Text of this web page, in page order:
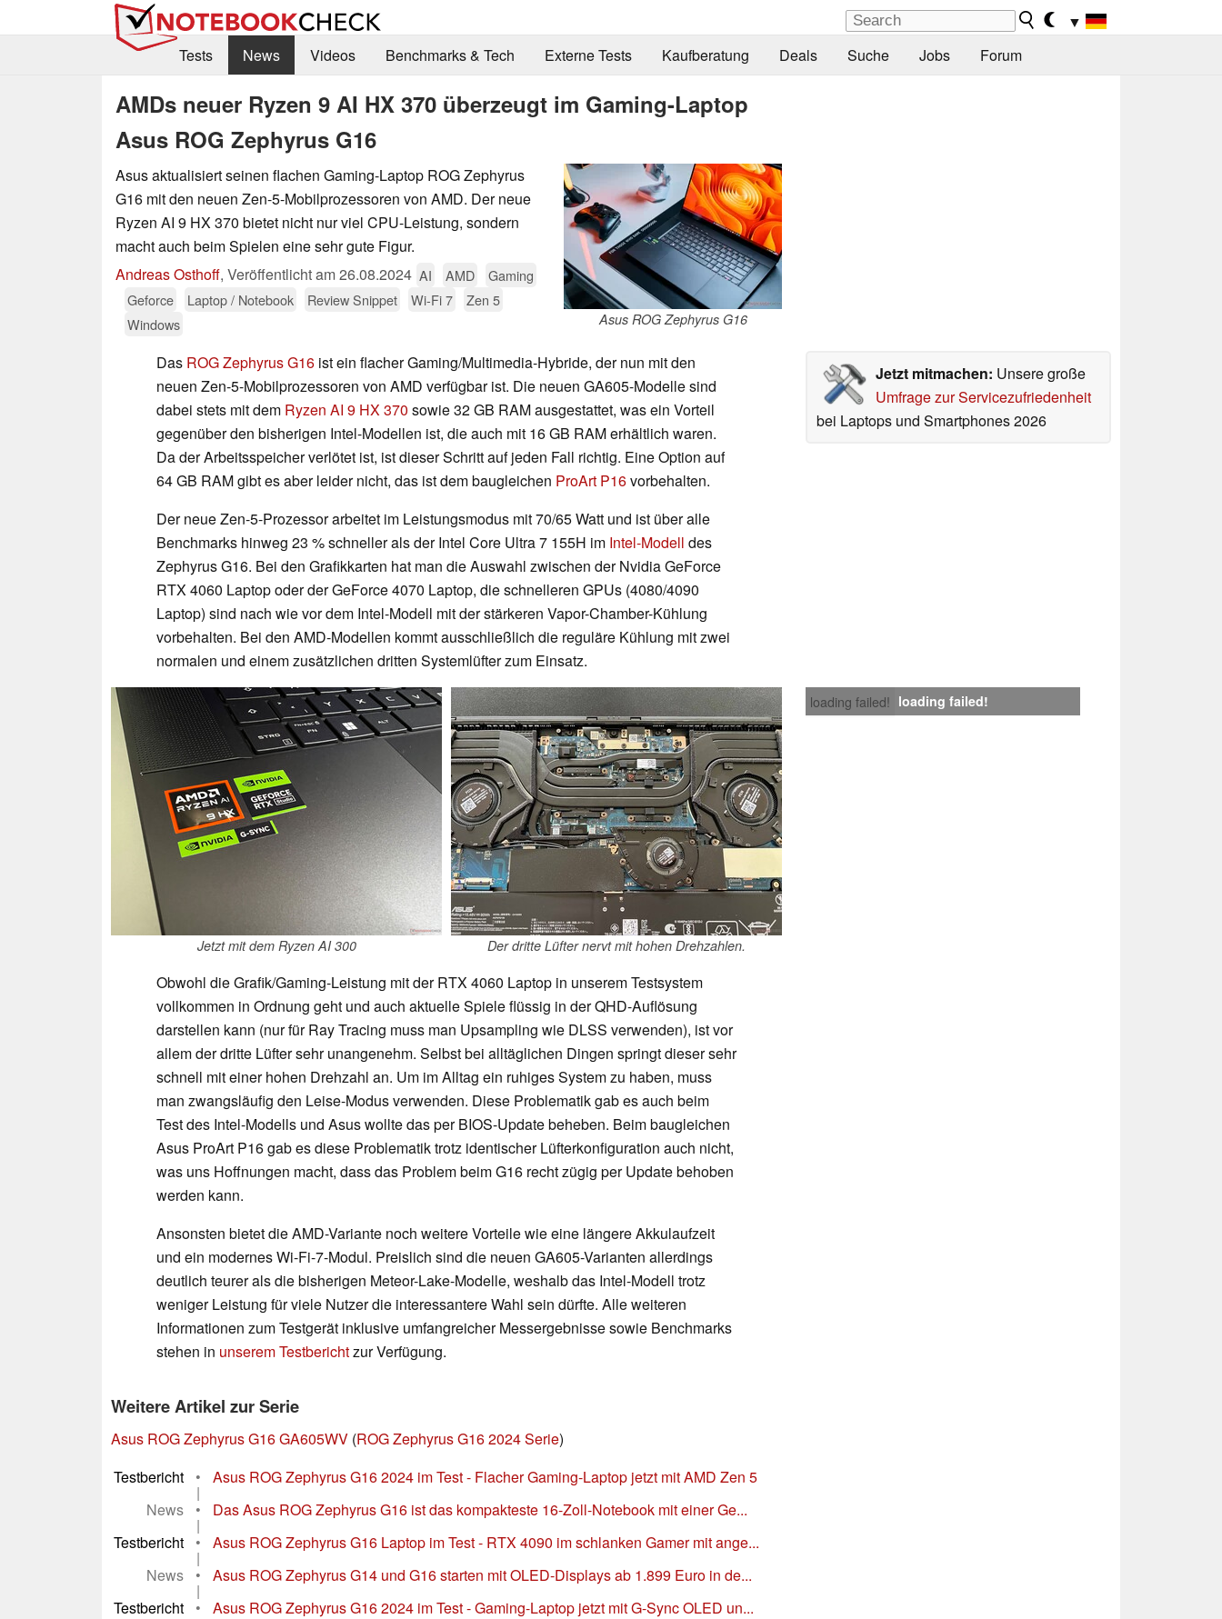
▼
Tests
News Videos Benchmarks & Tech Externe Tests Kaufberatung Deals Suche Jobs Forum
AMDs neuer Ryzen 9 AI HX 370 überzeugt im Gaming-Laptop
Asus ROG Zephyrus G16
Asus ROG Zephyrus G16
Asus aktualisiert seinen flachen Gaming-Laptop ROG Zephyrus
G16 mit den neuen Zen-5-Mobilprozessoren von AMD. Der neue
Ryzen AI 9 HX 370 bietet nicht nur viel CPU-Leistung, sondern
macht auch beim Spielen eine sehr gute Figur.
Andreas Osthoff, Veröffentlicht am26.08.2024 AI AMD
Gaming
Geforce
Laptop / Notebook Review Snippet Wi-Fi 7
Zen 5
Windows
Jetzt mitmachen: Unsere große
Umfrage zur Servicezufriedenheit
bei Laptops und Smartphones 2026
Das ROG Zephyrus G16 ist ein flacher Gaming/Multimedia-Hybride, der nun mit den
neuen Zen-5-Mobilprozessoren von AMD verfügbar ist. Die neuen GA605-Modelle sind
dabei stets mit dem Ryzen AI 9 HX 370 sowie 32 GB RAM ausgestattet, was ein Vorteil
gegenüber den bisherigen Intel-Modellen ist, die auch mit 16 GB RAM erhältlich waren.
Da der Arbeitsspeicher verlötet ist, ist dieser Schritt auf jeden Fall richtig. Eine Option auf
64 GB RAM gibt es aber leider nicht, das ist dem baugleichen ProArt P16vorbehalten.
Der neue Zen-5-Prozessor arbeitet im Leistungsmodus mit 70/65 Watt und ist über alle
Benchmarks hinweg 23 % schneller als der Intel Core Ultra 7 155H im Intel-Modell des
Zephyrus G16. Bei den Grafikkarten hat man die Auswahl zwischen der Nvidia GeForce
RTX 4060 Laptop oder der GeForce 4070 Laptop, die schnelleren GPUs (4080/4090
Laptop) sind nach wie vor dem Intel-Modell mit der stärkeren Vapor-Chamber-Kühlung
vorbehalten. Bei den AMD-Modellen kommt ausschließlich die reguläre Kühlung mit zwei
normalen und einem zusätzlichen dritten Systemlüfter zum Einsatz.
loading failed! loading failed!
Jetzt mit dem Ryzen AI 300 Der dritte Lüfter nervt mit hohen Drehzahlen.
Obwohl die Grafik/Gaming-Leistung mit der RTX 4060 Laptop in unserem Testsystem
vollkommen in Ordnung geht und auch aktuelle Spiele flüssig in der QHD-Auflösung
darstellen kann (nur für Ray Tracing muss man Upsampling wie DLSS verwenden), ist vor
allem der dritte Lüfter sehr unangenehm. Selbst bei alltäglichen Dingen springt dieser sehr
schnell mit einer hohen Drehzahl an. Um im Alltag ein ruhiges System zu haben, muss
man zwangsläufig den Leise-Modus verwenden. Diese Problematik gab es auch beim
Test des Intel-Modells und Asus wollte das per BIOS-Update beheben. Beim baugleichen
Asus ProArt P16 gab es diese Problematik trotz identischer Lüfterkonfiguration auch nicht,
was uns Hoffnungen macht, dass das Problem beim G16 recht zügig per Update behoben
werden kann.
Ansonsten bietet die AMD-Variante noch weitere Vorteile wie eine längere Akkulaufzeit
und ein modernes Wi-Fi-7-Modul. Preislich sind die neuen GA605-Varianten allerdings
deutlich teurer als die bisherigen Meteor-Lake-Modelle, weshalb das Intel-Modell trotz
weniger Leistung für viele Nutzer die interessantere Wahl sein dürfte. Alle weiteren
Informationen zum Testgerät inklusive umfangreicher Messergebnisse sowie Benchmarks
stehen in unserem Testberichtzur Verfügung.
Weitere Artikel zur Serie
Asus ROG Zephyrus G16 GA605WV (ROG Zephyrus G16 2024 Serie)
Testbericht
• Asus ROG Zephyrus G16 2024 im Test - Flacher Gaming-Laptop jetzt mit AMD Zen 5
|
News
• Das Asus ROG Zephyrus G16 ist das kompakteste 16-Zoll-Notebook mit einer Ge...
|
Testbericht
• Asus ROG Zephyrus G16 Laptop im Test - RTX 4090 im schlanken Gamer mit ange...
|
News
• Asus ROG Zephyrus G14 und G16 starten mit OLED-Displays ab 1.899 Euro in de...
|
Testbericht
• Asus ROG Zephyrus G16 2024 im Test - Gaming-Laptop jetzt mit G-Sync OLED un...